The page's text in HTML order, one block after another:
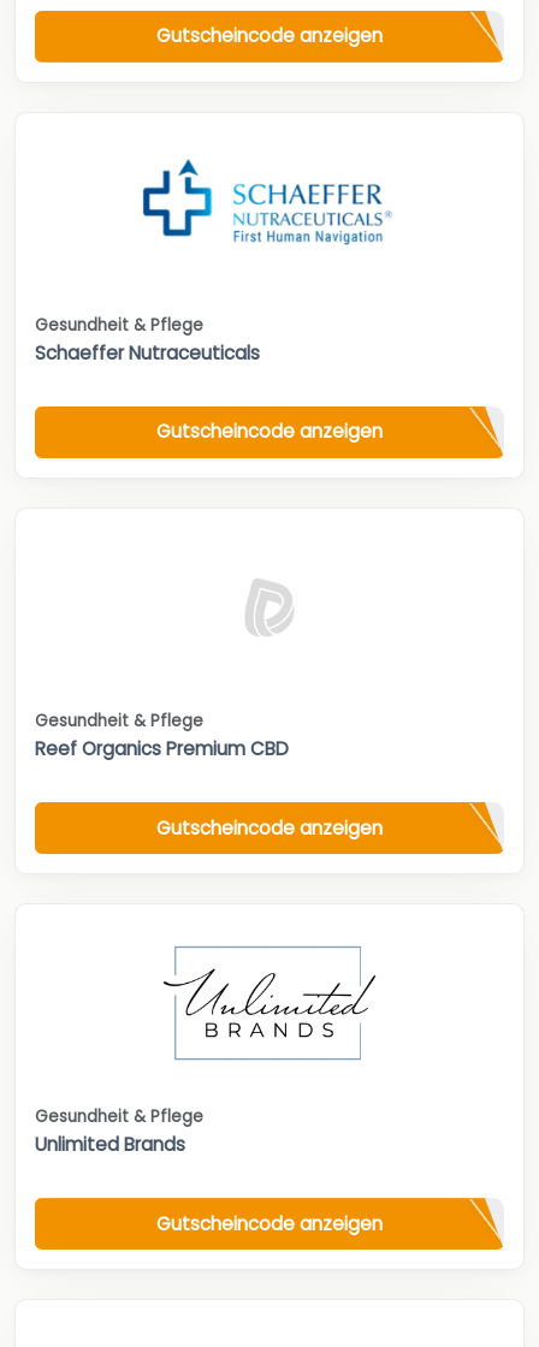
Gutscheincode anzeigen
Gesundheit & Pflege
Schaeffer Nutraceuticals
Gutscheincode anzeigen
Gesundheit & Pflege
Reef Organics Premium CBD
Gutscheincode anzeigen
Gesundheit & Pflege
Unlimited Brands
Gutscheincode anzeigen